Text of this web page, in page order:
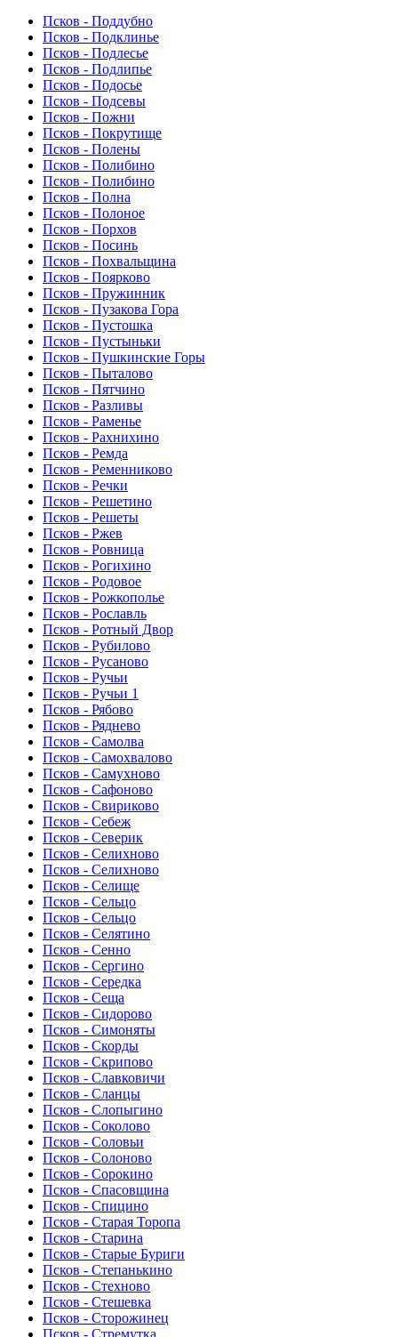
Псков - Поддубно
Псков - Подклинье
Псков - Подлесье
Псков - Подлипье
Псков - Подосье
Псков - Подсевы
Псков - Пожни
Псков - Покрутище
Псков - Полены
Псков - Полибино
Псков - Полибино
Псков - Полна
Псков - Полоное
Псков - Порхов
Псков - Посинь
Псков - Похвальщина
Псков - Поярково
Псков - Пружинник
Псков - Пузакова Гора
Псков - Пустошка
Псков - Пустыньки
Псков - Пушкинские Горы
Псков - Пыталово
Псков - Пятчино
Псков - Разливы
Псков - Раменье
Псков - Рахнихино
Псков - Ремда
Псков - Ременниково
Псков - Речки
Псков - Решетино
Псков - Решеты
Псков - Ржев
Псков - Ровница
Псков - Рогихино
Псков - Родовое
Псков - Рожкополье
Псков - Рославль
Псков - Ротный Двор
Псков - Рубилово
Псков - Русаново
Псков - Ручьи
Псков - Ручьи 1
Псков - Рябово
Псков - Ряднево
Псков - Самолва
Псков - Самохвалово
Псков - Самухново
Псков - Сафоново
Псков - Свириково
Псков - Себеж
Псков - Северик
Псков - Селихново
Псков - Селихново
Псков - Селище
Псков - Сельцо
Псков - Сельцо
Псков - Селятино
Псков - Сенно
Псков - Сергино
Псков - Середка
Псков - Сеща
Псков - Сидорово
Псков - Симоняты
Псков - Скорды
Псков - Скрипово
Псков - Славковичи
Псков - Сланцы
Псков - Слопыгино
Псков - Соколово
Псков - Соловьи
Псков - Солоново
Псков - Сорокино
Псков - Спасовщина
Псков - Спицино
Псков - Старая Торопа
Псков - Старина
Псков - Старые Буриги
Псков - Степанькино
Псков - Стехново
Псков - Стешевка
Псков - Сторожинец